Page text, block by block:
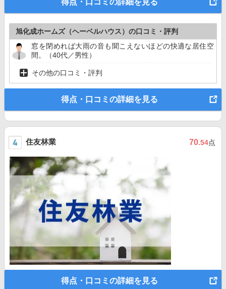
旭化成ホームズ（ヘーベルハウス）の口コミ・評判
窓を閉めれば大雨の音も聞こえないほどの快適な居住空
間。（40代／男性）
その他の口コミ・評判
得点・口コミの詳細を見る
住友林業 70.54点
得点・口コミの詳細を見る